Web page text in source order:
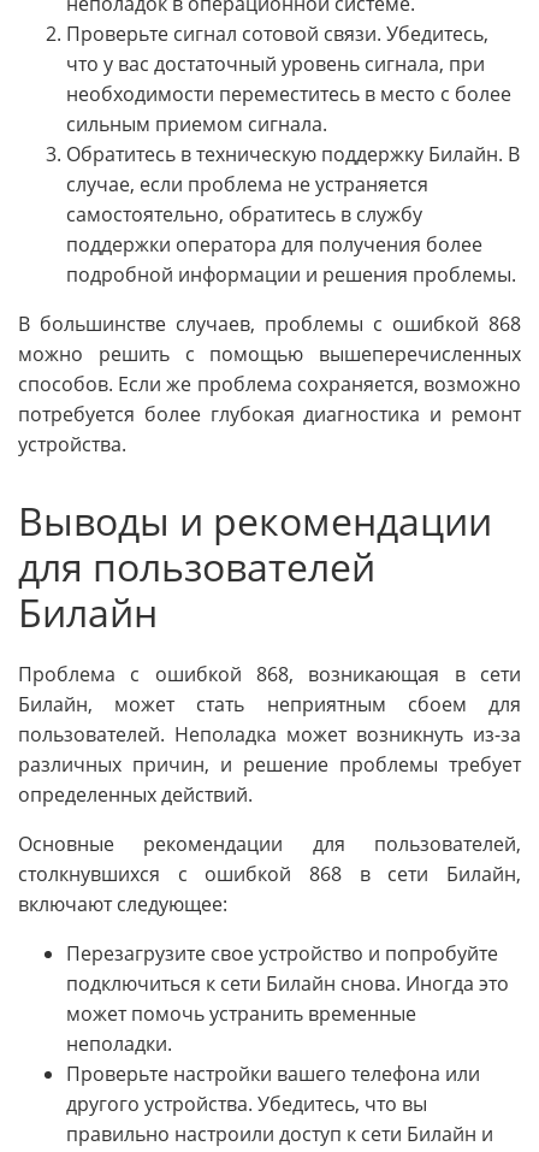
Проверьте сигнал сотовой связи. Убедитесь,
что у вас достаточный уровень сигнала, при
необходимости переместитесь в место с более
сильным приемом сигнала.
Обратитесь в техническую поддержку Билайн. В
случае, если проблема не устраняется
самостоятельно, обратитесь в службу
поддержки оператора для получения более
подробной информации и решения проблемы.
В большинстве случаев, проблемы с ошибкой 868
можно решить с помощью вышеперечисленных
способов. Если же проблема сохраняется, возможно
потребуется более глубокая диагностика и ремонт
устройства.
Выводы и рекомендации
для пользователей
Билайн
Проблема с ошибкой 868, возникающая в сети
Билайн, может стать неприятным сбоем для
пользователей. Неполадка может возникнуть из-за
различных причин, и решение проблемы требует
определенных действий.
Основные рекомендации для пользователей,
столкнувшихся с ошибкой 868 в сети Билайн,
включают следующее:
Перезагрузите свое устройство и попробуйте
подключиться к сети Билайн снова. Иногда это
может помочь устранить временные
неполадки.
Проверьте настройки вашего телефона или
другого устройства. Убедитесь, что вы
правильно настроили доступ к сети Билайн и